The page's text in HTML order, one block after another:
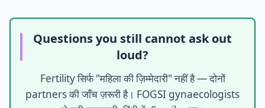
Questions you still cannot ask out
loud?
Fertility सिर्फ "महिला की ज़िम्मेदारी" नहीं है — दोनों
partners की जाँच ज़रूरी है। FOGSI gynaecologists